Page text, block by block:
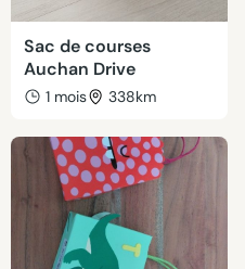
Sac de courses
Auchan Drive
1 mois 338km